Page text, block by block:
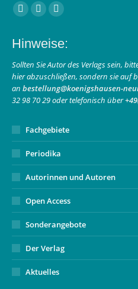
Finden Sie uns auf:
Facebook
opens
in
new
window
Instagram
opens
in
new
window
E-
page
opens
in
new
window
Hinweise:
Sollten Sie Autor des Verlags sein,
hier abzuschließen, sondern sie auf
an bestellung@koenigshausen-
32 98 70 29 oder telefonisch über
Fachgebiete
Periodika
Autorinnen und Autoren
Open Access
Sonderangebote
Der Verlag
Aktuelles